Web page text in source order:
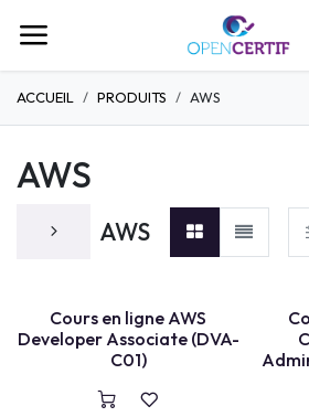
ACCUEIL PRODUITS AWS
AWS
AWS
COURS EN LIGNE
Cours en ligne AWS
Developer Associate (DVA-
C01)